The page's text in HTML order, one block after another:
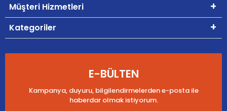
Müşteri Hizmetleri
Kategoriler
E-BÜLTEN
Kampanya, duyuru, bilgilendirmelerden e-posta ile
haberdar olmak istiyorum.